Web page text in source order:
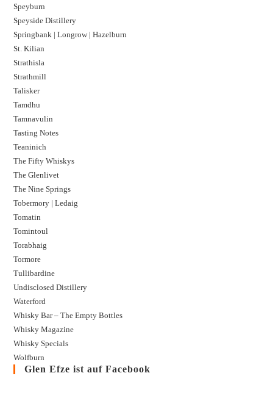
Speyburn
Speyside Distillery
Springbank | Longrow | Hazelburn
St. Kilian
Strathisla
Strathmill
Talisker
Tamdhu
Tamnavulin
Tasting Notes
Teaninich
The Fifty Whiskys
The Glenlivet
The Nine Springs
Tobermory | Ledaig
Tomatin
Tomintoul
Torabhaig
Tormore
Tullibardine
Undisclosed Distillery
Waterford
Whisky Bar – The Empty Bottles
Whisky Magazine
Whisky Specials
Wolfburn
Glen Efze ist auf Facebook